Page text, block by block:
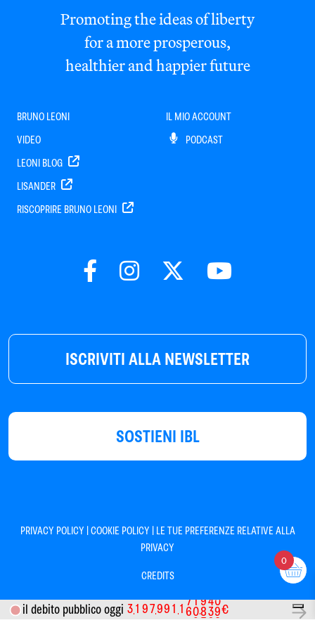
ISCRIVITI ALLA NEWSLETTER
SOSTIENI IBL
Promoting the ideas of liberty
for a more prosperous,
healthier and happier future
BRUNO LEONI
VIDEO
LEONI BLOG
LISANDER
RISCOPRIRE BRUNO LEONI
IL MIO ACCOUNT
PODCAST
PRIVACY POLICY |COOKIE POLICY | LE TUE PREFERENZE RELATIVE ALLA
PRIVACY
CREDITS
il debito pubblico oggi 31 97991 171940€
0